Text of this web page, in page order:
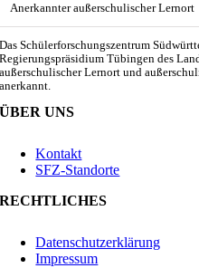
Anerkannter außerschulischer Lernort
Das Schülerforschungszentrum
Regierungspräsidium Tübingen des
außerschulischer Lernort und
anerkannt.
ÜBER UNS
Kontakt
SFZ-Standorte
RECHTLICHES
Datenschutzerklärung
Impressum